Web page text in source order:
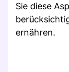
Sie diese
ernähren.